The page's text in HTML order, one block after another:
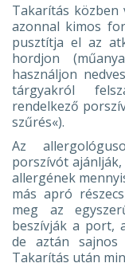
Takarítás
azonnal kimos
pusztítja el az
hordjon
használjon
tárgyakról
rendelkező
szűrés«).
Az
porszívót
allergének
más apró
meg az
beszívják a port,
de aztán
Takarítás után